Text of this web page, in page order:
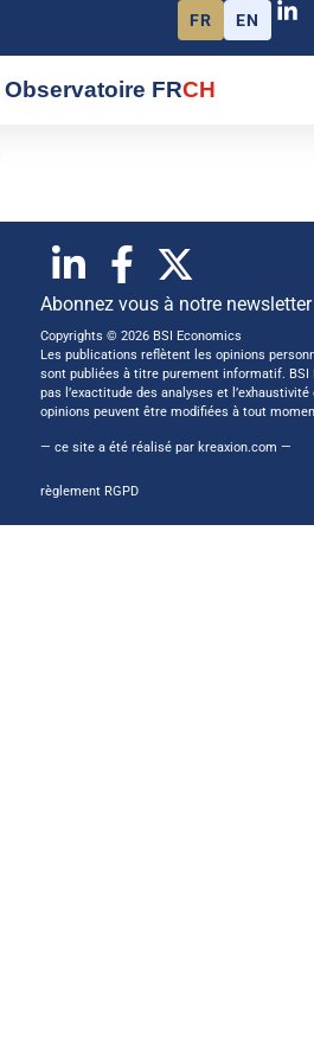
FR EN
Observatoire FRCH
Abonnez vous à notre newsletter
Copyrights © 2026 BSI Economics
Les publications reflètent les opinions
sont publiées à titre purement informatif. BSI
pas l’exactitude des analyses et
opinions peuvent être modifiées à tout
— ce site a été réalisé par kreaxion.com —
règlement RGPD